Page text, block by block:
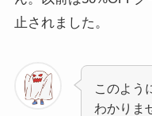
止されました。
このよう
わかりま